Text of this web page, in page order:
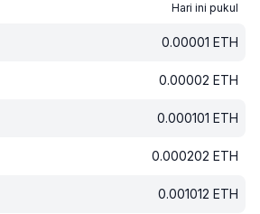
Hari ini pukul
0.00001 ETH
0.00002 ETH
0.000101 ETH
0.000202 ETH
0.001012 ETH